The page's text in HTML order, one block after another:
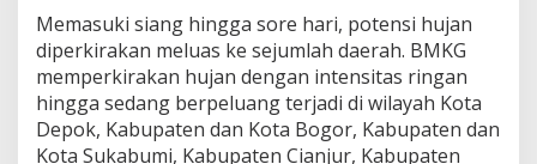
a
t
B
e
r
p
Memasuki siang hingga sore hari, potensi hujan
diperkirakan meluas ke sejumlah daerah. BMKG
memperkirakan hujan dengan intensitas ringan
hingga sedang berpeluang terjadi di wilayah Kota
Depok, Kabupaten dan Kota Bogor, Kabupaten dan
Kota Sukabumi, Kabupaten Cianjur, Kabupaten